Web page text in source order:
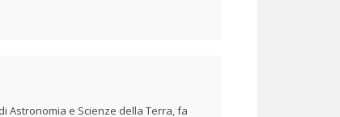
Astronomia e Scienze della Terra, fa